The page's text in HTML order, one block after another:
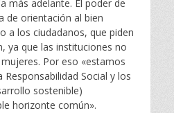
más adelante. El poder de
de orientación al bien
a los ciudadanos, que piden
ya que las instituciones no
Por eso «estamos
Responsabilidad Social y los
sostenible)
horizonte común».